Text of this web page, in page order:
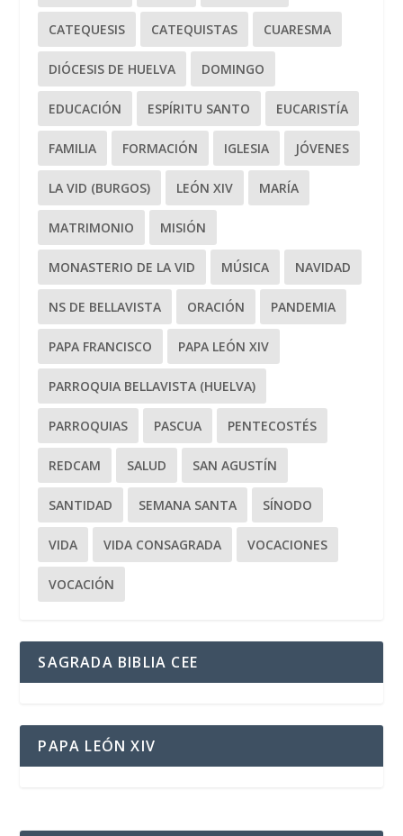
CATEQUESIS CATEQUISTAS CUARESMA
DIÓCESIS DE HUELVA DOMINGO
EDUCACIÓN ESPÍRITU SANTO EUCARISTÍA
FAMILIA FORMACIÓN IGLESIA JÓVENES
LA VID (BURGOS) LEÓN XIV MARÍA
MATRIMONIO MISIÓN
MONASTERIO DE LA VID MÚSICA NAVIDAD
NS DE BELLAVISTA ORACIÓN PANDEMIA
PAPA FRANCISCO PAPA LEÓN XIV
PARROQUIA BELLAVISTA (HUELVA)
PARROQUIAS PASCUA PENTECOSTÉS
REDCAM SALUD SAN AGUSTÍN
SANTIDAD SEMANA SANTA SÍNODO
VIDA VIDA CONSAGRADA VOCACIONES
VOCACIÓN
SAGRADA BIBLIA CEE
PAPA LEÓN XIV